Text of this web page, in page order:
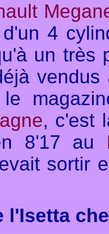
4
un très
le
, c'est
8'17 au
sortir
l'Isetta